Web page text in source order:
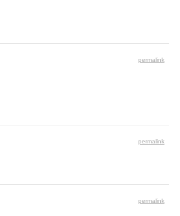
permalink
permalink
permalink